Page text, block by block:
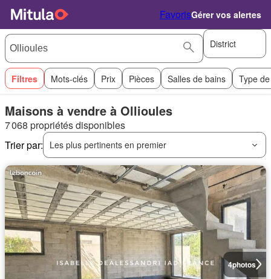
FavorisGérer vos alertes
District
Filtres Mots-clés Prix Pièces Salles de bains Type
Maisons à vendre à Ollioules
7 068 propriétés disponibles
Trier par:
Les plus pertinents en premier
4photos